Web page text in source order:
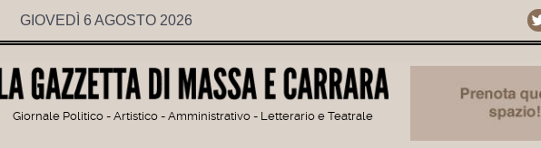
GIOVEDÌ 6 AGOSTO 2026
Giornale Politico - Artistico - Amministrativo - Letterario e Teatrale